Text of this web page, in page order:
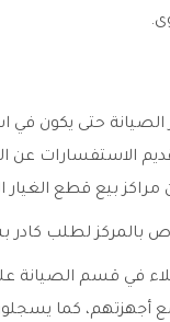
الصيانة حتى يكون
الاستفسارات عن
بيع قطع الغيار
بالمركز لطلب
في قسم الصيانة
أجهزتهم، كما